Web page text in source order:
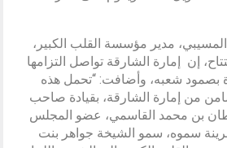
مدير مؤسسة القلب الكبير،
إن إمارة الشارقة تواصل التزامها
بصمود شعبه، وأضافت: “تحمل هذه
من إمارة الشارقة، بقيادة صاحب
بن محمد القاسمي، عضو المجلس
سموه، سمو الشيخة جواهر بنت